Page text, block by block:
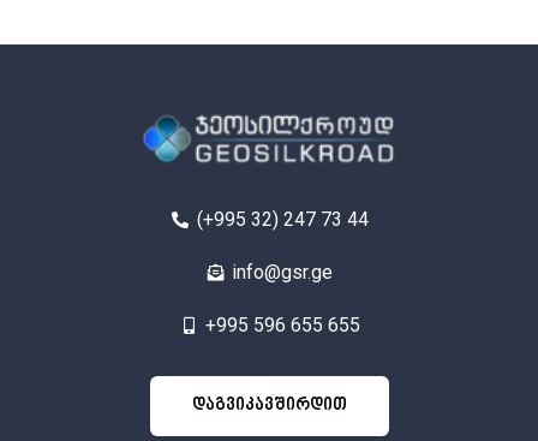
(+995 32) 247 73 44
info@gsr.ge
+995 596 655 655
დაგვიკავშირდით